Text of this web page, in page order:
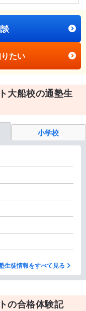
たい
大船校の通塾生
小学校
徒情報をすべて見る
の合格体験記